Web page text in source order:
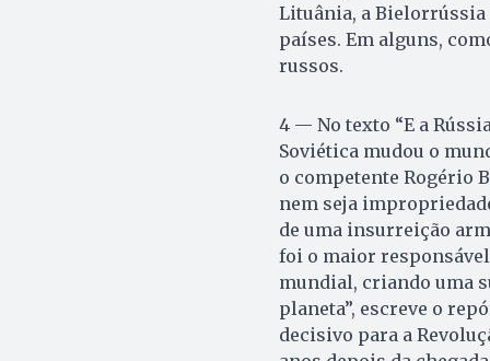
Lituânia, a Bielorrússia
países. Em alguns,
russos.
4 — No texto “E a
Soviética mudou o
o competente Rogério
nem seja
de uma insurreição
foi o maior
mundial, criando uma
planeta”, escreve o
decisivo para a